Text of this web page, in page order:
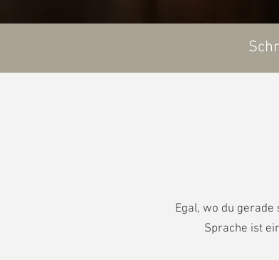
​Egal, wo du
Sprache ist